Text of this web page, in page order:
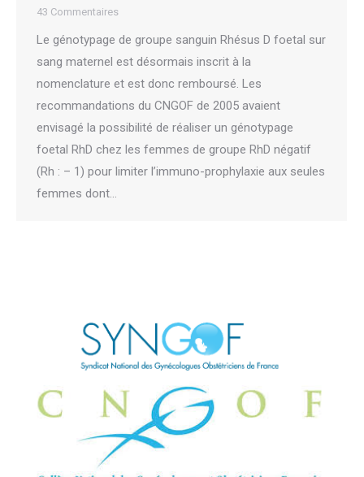
43 Commentaires
Le génotypage de groupe sanguin Rhésus D foetal sur
sang maternel est désormais inscrit à la
nomenclature et est donc remboursé. Les
recommandations du CNGOF de 2005 avaient
envisagé la possibilité de réaliser un génotypage
foetal RhD chez les femmes de groupe RhD négatif
(Rh : – 1) pour limiter l’immuno-prophylaxie aux seules
femmes dont…